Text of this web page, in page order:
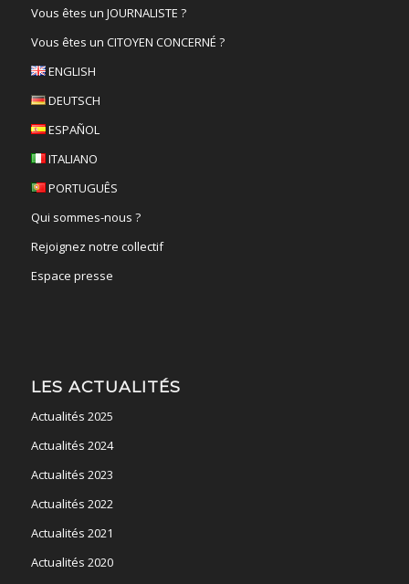
Vous êtes un JOURNALISTE ?
Vous êtes un CITOYEN CONCERNÉ ?
ENGLISH
DEUTSCH
ESPAÑOL
ITALIANO
PORTUGUÊS
Qui sommes-nous ?
Rejoignez notre collectif
Espace presse
LES ACTUALITÉS
Actualités 2025
Actualités 2024
Actualités 2023
Actualités 2022
Actualités 2021
Actualités 2020